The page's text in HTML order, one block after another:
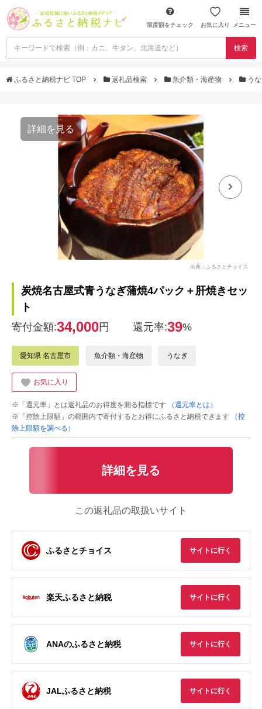
限度額をチェック お気に入り メニュー
検索
ふるさと納税ナビ TOP 返礼品検索 魚介類・海産物 う
詳細を見る
出典：ふるさとチョイス
炭焼名古屋式青うなぎ蒲焼4パック＋肝焼きセッ
ト
寄付金額:34,000円 還元率:39%
愛知県 名古屋市 魚介類・海産物 うなぎ
お気に入り
※「還元率」とは返礼品のお得度を測る指標です
（還元率とは）
※「控除上限額」の範囲内で寄付するとお得にふるさと納税できます
（控
除上限額を調べる）
詳細を見る
この返礼品の取扱いサイト
ふるさとチョイス サイトに行く
楽天ふるさと納税 サイトに行く
ANAのふるさと納税 サイトに行く
JALふるさと納税 サイトに行く